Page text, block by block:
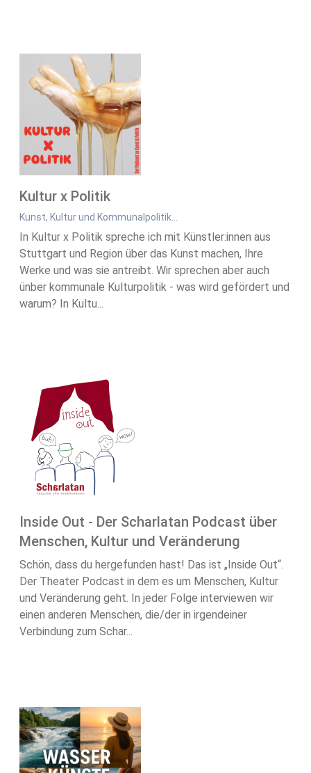
Kultur x Politik
Kunst, Kultur und Kommunalpolitik...
In Kultur x Politik spreche ich mit Künstler:innen aus
Stuttgart und Region über das Kunst machen, Ihre
Werke und was sie antreibt. Wir sprechen aber auch
ünber kommunale Kulturpolitik - was wird gefördert und
warum? In Kultu...
Inside Out - Der Scharlatan Podcast über
Menschen, Kultur und Veränderung
Schön, dass du hergefunden hast! Das ist „Inside Out“.
Der Theater Podcast in dem es um Menschen, Kultur
und Veränderung geht. In jeder Folge interviewen wir
einen anderen Menschen, die/der in irgendeiner
Verbindung zum Schar...